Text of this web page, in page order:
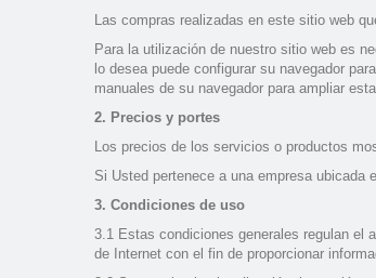
Las compras realizadas en este sitio web
Para la utilización de nuestro sitio web es
lo desea puede configurar su navegador
manuales de su navegador para ampliar
2. Precios y portes
Los precios de los servicios o productos
Si Usted pertenece a una empresa
3. Condiciones de uso
3.1 Estas condiciones generales regulan el
de Internet con el fin de proporcionar